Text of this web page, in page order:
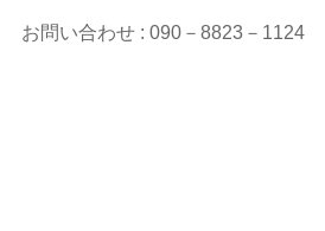
お問い合わせ : 090－8823－1124